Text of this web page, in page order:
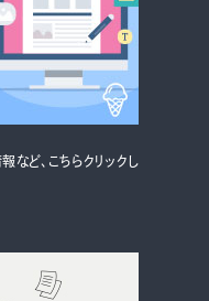
など、こちらクリックし